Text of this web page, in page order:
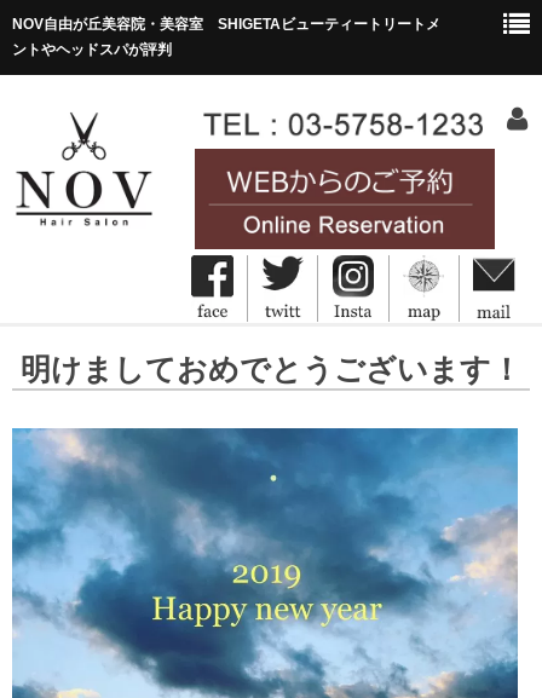
NOV自由が丘美容院・美容室 SHIGETAビューティートリートメ
ントやヘッドスパが評判
HOME
ホーム
Concept
コンセプト
Menu&Price
メニュー・価格
Staff
スタッフ
Online Shop
オンラインショップ
明けましておめでとうございます！